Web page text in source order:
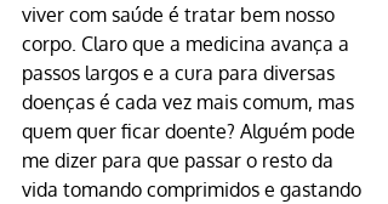
viver com saúde é tratar bem nosso
corpo. Claro que a medicina avança a
passos largos e a cura para diversas
doenças é cada vez mais comum, mas
quem quer ficar doente? Alguém pode
me dizer para que passar o resto da
vida tomando comprimidos e gastando